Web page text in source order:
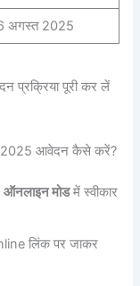
अगस्त 2025
प्रक्रिया पूरी कर लें
2025 आवेदन कैसे करें?
ऑनलाइन मोडमें स्वीकार
लिंक पर जाकर